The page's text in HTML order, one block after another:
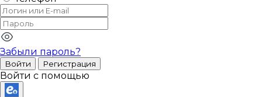
Забыли пароль?
Войти Регистрация
Войти с помощью